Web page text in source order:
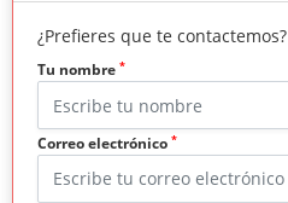
¿Prefieres que te contactemos?
Tu nombre *
Correo electrónico *